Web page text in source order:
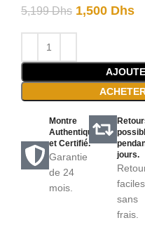
5,199Dhs 1,500 Dhs
Montre
Authentique
et Certifié.
Garantie
de 24
mois.
jours.
sans
frais.